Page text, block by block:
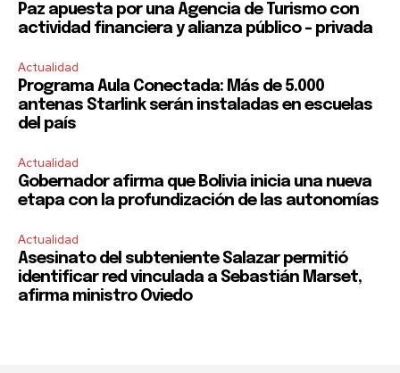
Paz apuesta por una Agencia de Turismo con
actividad financiera y alianza público – privada
Actualidad
Programa Aula Conectada: Más de 5.000
antenas Starlink serán instaladas en escuelas
del país
Actualidad
Gobernador afirma que Bolivia inicia una nueva
etapa con la profundización de las autonomías
Actualidad
Asesinato del subteniente Salazar permitió
identificar red vinculada a Sebastián Marset,
afirma ministro Oviedo